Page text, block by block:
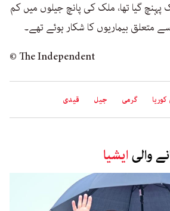
پہنچ گیا تھا، ملک کی پانچ جیلوں میں کم
متعلق بیماریوں کا شکار ہوئے تھے۔
© The Independent
گرمی جیل قیدی
والیایشیا